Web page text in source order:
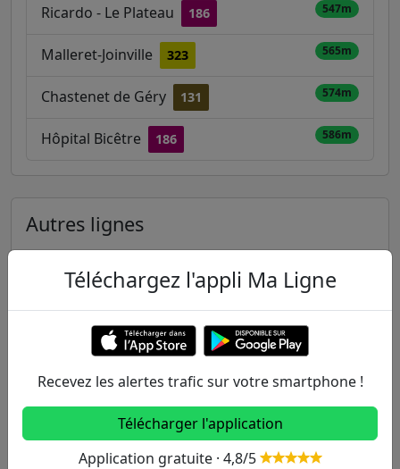
Ricardo - Le Plateau 186 547m
Malleret-Joinville 323 565m
Chastenet de Géry 131 574m
Hôpital Bicêtre 186 586m
Autres lignes
1 2 3 3B 4
6 7 7B 8
9 10 11 12 13
Téléchargez l'appli Ma Ligne
Recevez les alertes trafic sur votre smartphone !
Télécharger l'application
Application gratuite · 4,8/5